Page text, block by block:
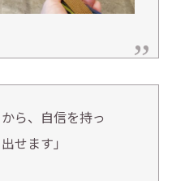
ら、自信を持っ
せます」